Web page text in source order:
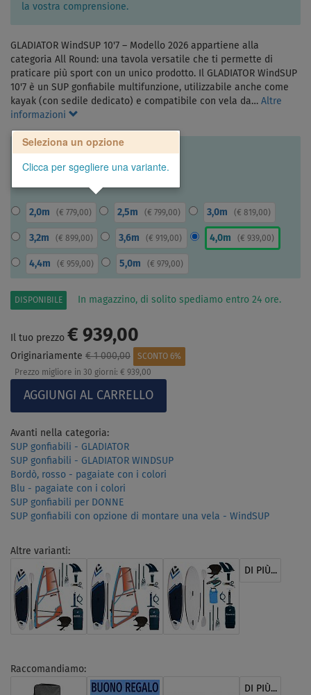
la vostra comprensione.
GLADIATOR WindSUP 10'7 – Modello 2026 appartiene alla
categoria All Round: una tavola versatile che ti permette di
praticare più sport con un unico prodotto. Il GLADIATOR WindSUP
10'7 è un SUP gonfiabile multifunzione, utilizzabile anche come
kayak (con sedile dedicato) e compatibile con vela da… Altre
informazioni
Seleziona un opzione
Clicca per sgegliere una variante.
2,0m ( € 779,00) 2,5m (€ 799,00) 3,0m ( € 819,00)
3,2m ( € 899,00) 3,6m (€ 919,00) 4,0m ( € 939,00)
4,4m ( € 959,00) 5,0m (€ 979,00)
DISPONIBILE In magazzino, di solito spediamo entro 24 ore.
Il tuo prezzo € 939,00
Originariamente € 1 000,00
SCONTO 6%
Prezzo migliore in 30 giorni: € 939,00
Avanti nella categoria:
SUP gonfiabili - GLADIATOR
SUP gonfiabili - GLADIATOR WINDSUP
Bordò, rosso - pagaiate con i colori
Blu - pagaiate con i colori
SUP gonfiabili per DONNE
SUP gonfiabili con opzione di montare una vela - WindSUP
Altre varianti:
DI PIÙ...
Raccomandiamo:
DI PIÙ...